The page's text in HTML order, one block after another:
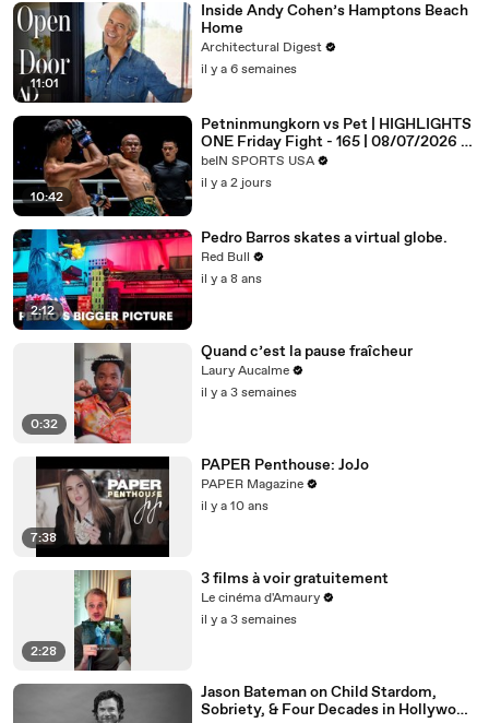
11:01
Inside Andy Cohen’s Hamptons Beach
Home
Architectural Digest
il y a 6 semaines
10:42
Petninmungkorn vs Pet | HIGHLIGHTS
ONE Friday Fight - 165 | 08/07/2026 |
beIN SPORTS USA
beIN SPORTS USA
il y a 2 jours
2:12
Pedro Barros skates a virtual globe.
Red Bull
il y a 8 ans
0:32
Quand c’est la pause fraîcheur
Laury Aucalme
il y a 3 semaines
7:38
PAPER Penthouse: JoJo
PAPER Magazine
il y a 10 ans
2:28
3 films à voir gratuitement
Le cinéma d'Amaury
il y a 3 semaines
Jason Bateman on Child Stardom,
Sobriety, & Four Decades in Hollywood